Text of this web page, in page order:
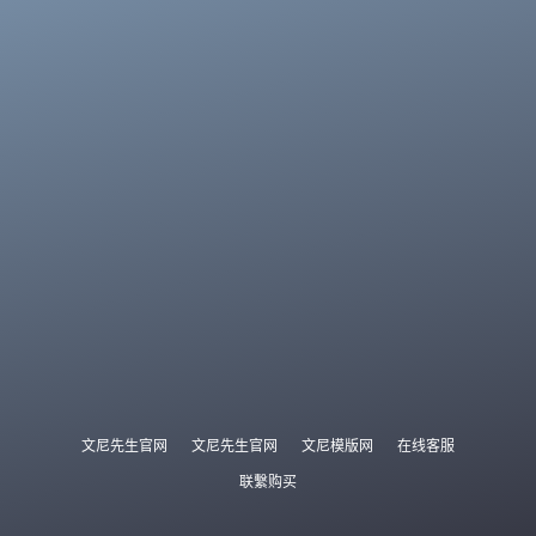
文尼先生官网 文尼先生官网 文尼模版网
在线客服
联繫购买